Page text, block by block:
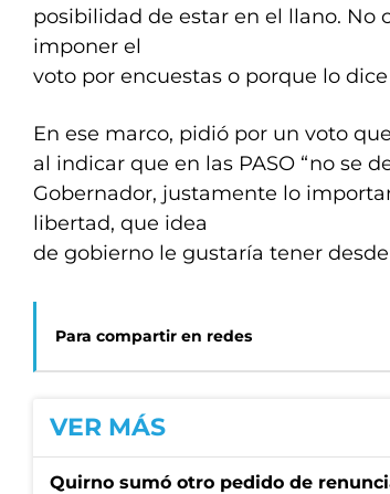
posibilidad de estar en el llano. No
imponer el
voto por encuestas o porque lo
En ese marco, pidió por un voto
al indicar que en las PASO “no se
Gobernador, justamente lo
libertad, que idea
de gobierno le gustaría tener
Para compartir en redes
VER MÁS
Quirno sumó otro pedido de